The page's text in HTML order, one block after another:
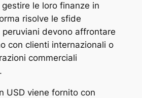
le loro finanze in
risolve le sfide
devono affrontare
con clienti internazionali o
commerciali
USD viene fornito con